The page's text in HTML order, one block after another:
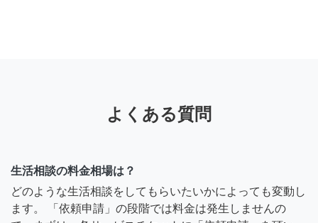
よくある質問
生活相談の料金相場は？
どのような生活相談をしてもらいたいかによっても変動し
ます。 「依頼申請」の段階では料金は発生しませんの